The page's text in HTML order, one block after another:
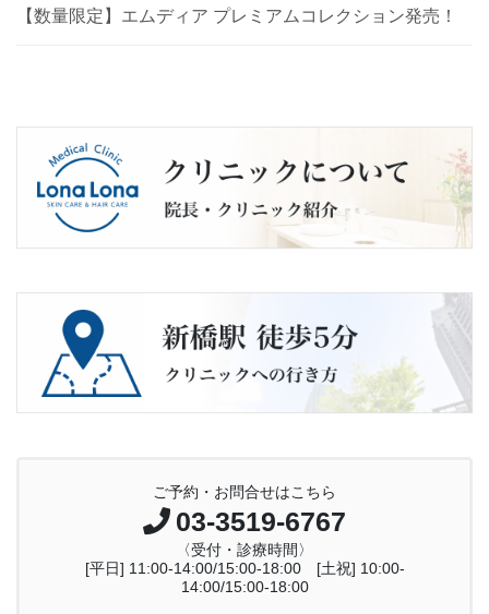
【数量限定】エムディア プレミアムコレクション発売！
ご予約・お問合せはこちら
03-3519-6767
〈受付・診療時間〉
[平日] 11:00-14:00/15:00-18:00 [土祝] 10:00-
14:00/15:00-18:00